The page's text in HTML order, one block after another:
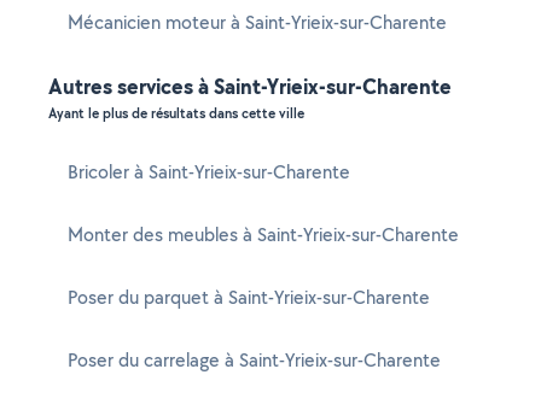
Mécanicien moteur à Saint-Yrieix-sur-Charente
Autres services à Saint-Yrieix-sur-Charente
Ayant le plus de résultats dans cette ville
Bricoler à Saint-Yrieix-sur-Charente
Monter des meubles à Saint-Yrieix-sur-Charente
Poser du parquet à Saint-Yrieix-sur-Charente
Poser du carrelage à Saint-Yrieix-sur-Charente